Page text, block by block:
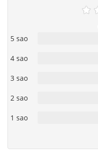
5 sao
4 sao
3 sao
2 sao
1 sao